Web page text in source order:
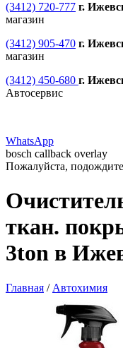
(3412) 720-777 г.
магазин
(3412) 905-470 г.
магазин
(3412) 450-680 г.
Автосервис
WhatsApp
bosch callback overlay
Пожалуйста,
ткан.
3ton в
Главная / Автохимия